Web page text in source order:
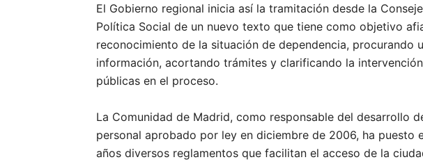
El Gobierno regional inicia así la tramitación desde la
Política Social de un nuevo texto que tiene como objetivo
reconocimiento de la situación de dependencia, procurando
información, acortando trámites y clarificando la
públicas en el proceso.
La Comunidad de Madrid, como responsable del desarrollo
personal aprobado por ley en diciembre de 2006, ha puesto
años diversos reglamentos que facilitan el acceso de la